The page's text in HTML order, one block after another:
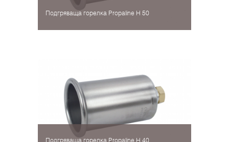
Подгряваща горелка Propaline H 50
Подгряваща горелка Propaline H 40